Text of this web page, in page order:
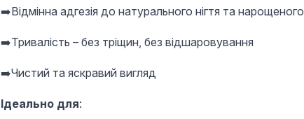
➡️Відмінна адгезія до натурального нігтя та нарощеного
➡️Тривалість – без тріщин, без відшаровування
➡️Чистий та яскравий вигляд
Ідеально для: